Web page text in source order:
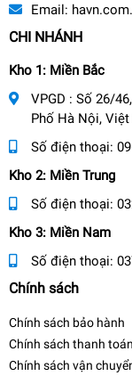
Email:
CHI NHÁNH
Kho 1: Miền Bắc
VPGD : Số 26/
Phố Hà Nội,
Số điện thoại:
Kho 2: Miền Trung
Số điện thoại:
Kho 3: Miền Nam
Số điện thoại:
Chính sách
Chính sách bảo hành
Chính sách thanh toán
Chính sách vận